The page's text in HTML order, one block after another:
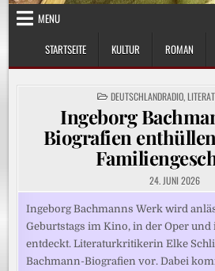
MENU
STARTSEITE
KULTUR ROMAN
POSTED
IN
DEUTSCHLANDRADIO,
Ingeborg
Biografien
24. JUNI 2026
Ingeborg Bachmanns Werk wird
Geburtstags im Kino, in der Oper und
entdeckt. Literaturkritikerin Elke
Bachmann-Biografien vor. Dabei